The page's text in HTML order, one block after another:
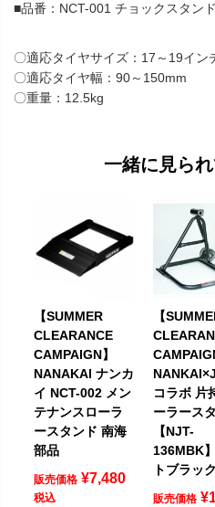
■品番：NCT-001 チョックスタンド
〇適応タイヤサイズ：17～19イン
〇適応タイヤ幅：90～150mm
〇重量：12.5kg
一緒に見ら
【SUMMER
CLEARANCE
CAMPAIGN】
NANAKAI ナンカ
イ NCT-002 メン
テナンスローラ
ースタンド 南海
部品
販売価格 ¥7,480
税込
【
コラボ 片
ーラース
【NJT-
136MBK
トブラック
販売価格 ¥